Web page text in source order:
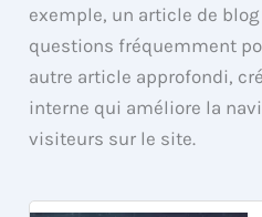
exemple, un article de
questions fréquemment
autre article approfondi,
interne qui améliore la
visiteurs sur le site.